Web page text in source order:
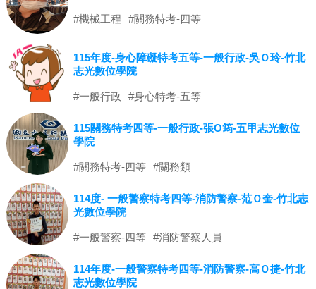
#機械工程 #關務特考-四等
115年度-身心障礙特考五等-一般行政-吳Ｏ玲-竹北
志光數位學院
#一般行政 #身心特考-五等
115關務特考四等-一般行政-張O筠-五甲志光數位
學院
#關務特考-四等 #關務類
114度- 一般警察特考四等-消防警察-范Ｏ奎-竹北志
光數位學院
#一般警察-四等 #消防警察人員
114年度-一般警察特考四等-消防警察-高Ｏ捷-竹北
志光數位學院